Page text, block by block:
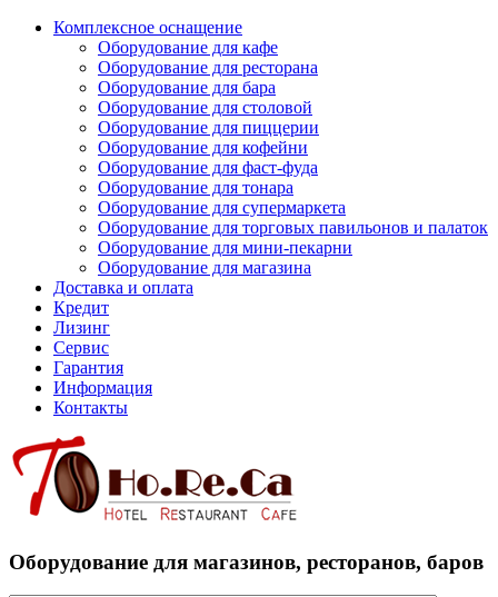
Комплексное оснащение
Оборудование для кафе
Оборудование для ресторана
Оборудование для бара
Оборудование для столовой
Оборудование для пиццерии
Оборудование для кофейни
Оборудование для фаст-фуда
Оборудование для тонара
Оборудование для супермаркета
Оборудование для торговых павильонов и палаток
Оборудование для мини-пекарни
Оборудование для магазина
Доставка и оплата
Кредит
Лизинг
Сервис
Гарантия
Информация
Контакты
Оборудование для магазинов, ресторанов, баров